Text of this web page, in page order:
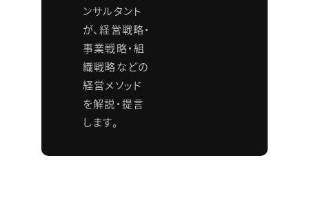
ンサルタント
が、経営戦略・
事業戦略・組
織戦略などの
経営メソッド
を解説・提言
します。